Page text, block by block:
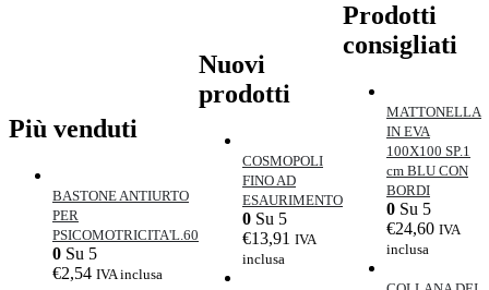
Più venduti
BASTONE ANTIURTO
PER
PSICOMOTRICITA'L.60
0 Su 5
€2,54 IVA inclusa
Nuovi
prodotti
COSMOPOLI
FINO AD
ESAURIMENTO
0 Su 5
€13,91 IVA
inclusa
Prodotti
consigliati
MATTONELLA
IN EVA
100X100 SP.1
cm BLU CON
BORDI
0 Su 5
€24,60 IVA
inclusa